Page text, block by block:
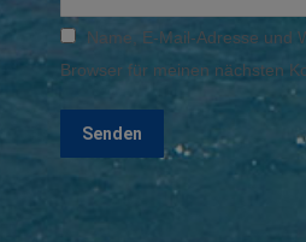
Name, E-Mail-Adresse und
Browser für meinen nächsten